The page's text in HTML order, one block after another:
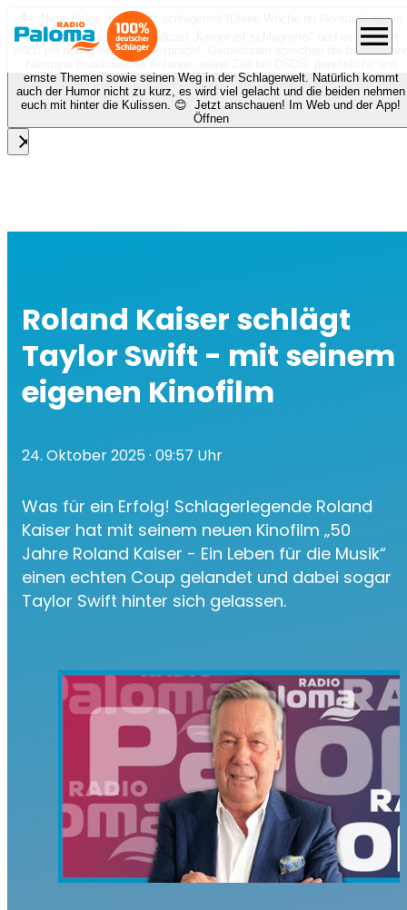
🎙️✨ Neue Folge „Keiner ist schlagerfrei“!
Diese Woche ist Norman Langen
bei Nora zu Gast beim Podcast „Keiner ist schlagerfrei“ und es erwartet
euch ein richtig schönes Gespräch! Gemeinsam sprechen die beiden über
Normans musikalische Anfänge, seine Zeit bei DSDS, persönliche und
ernste Themen sowie seinen Weg in der Schlagerwelt. Natürlich kommt
auch der Humor nicht zu kurz, es wird viel gelacht und die beiden nehmen
euch mit hinter die Kulissen. 😊 Jetzt anschauen! Im Web und der App!
Öffnen
close
menu
Roland Kaiser schlägt
Taylor Swift - mit seinem
eigenen Kinofilm
24. Oktober 2025· 09:57 Uhr
Was für ein Erfolg! Schlagerlegende Roland
Kaiser hat mit seinem neuen Kinofilm „50
Jahre Roland Kaiser - Ein Leben für die Musik“
einen echten Coup gelandet und dabei sogar
Taylor Swift hinter sich gelassen.